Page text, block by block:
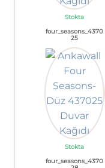
Stokta
four_seasons_4370
25
Stokta
four_seasons_4370